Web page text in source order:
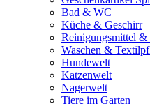
Bad & WC
Küche & Geschirr
Reinigungsmittel &
Waschen &
Hundewelt
Katzenwelt
Nagerwelt
Tiere im Garten